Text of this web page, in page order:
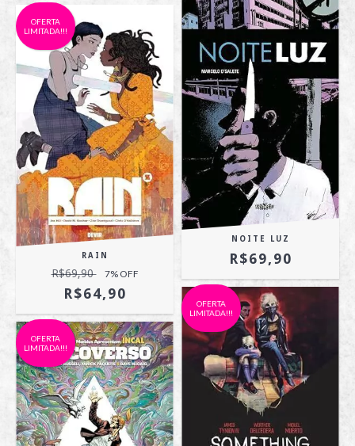
OFERTA
LIMITADA!!!
RAIN
R$69,90 7% OFF
R$64,90
NOITE LUZ
R$69,90
OFERTA
LIMITADA!!!
OFERTA
LIMITADA!!!